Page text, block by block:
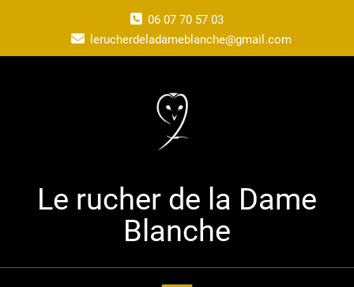
06 07 70 57 03
lerucherdeladameblanche@gmail.com
Le rucher de la Dame
Blanche